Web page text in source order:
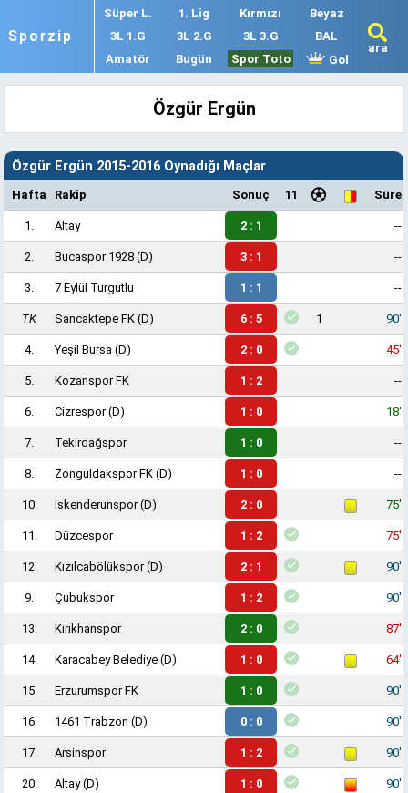
Sporzip
Süper L. 1. Lig Kırmızı
Beyaz
3L 1.G
3L 2.G 3L 3.G
BAL
Amatör
Bugün Spor Toto Gol
ara
Özgür Ergün
Özgür Ergün 2015-2016 Oynadığı Maçlar
Hafta Rakip Sonuç 11 Süre
1. Altay 2 : 1 --
2. Bucaspor 1928 (D) 3 : 1 --
3. 7 Eylül Turgutlu 1 : 1 --
TK Sancaktepe FK (D) 6 : 5 1 90'
4. Yeşil Bursa (D) 2 : 0 45'
5. Kozanspor FK 1 : 2 --
6. Cizrespor(D) 1 : 0 18'
7. Tekirdağspor 1 : 0 --
8. Zonguldakspor FK (D) 1 : 0 --
10. İskenderunspor(D) 2 : 0 75'
11. Düzcespor 1 : 2 75'
12. Kızılcabölükspor(D) 2 : 1 90'
9. Çubukspor 1 : 2 90'
13. Kırıkhanspor 2 : 0 87'
14. Karacabey Belediye (D) 1 : 0 64'
15. Erzurumspor FK 1 : 0 90'
16. 1461 Trabzon (D) 0 : 0 90'
17. Arsinspor 1 : 2 90'
20. Altay(D) 1 : 0 90'